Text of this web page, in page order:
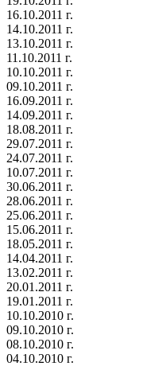
16.10.2011 г.
14.10.2011 г.
13.10.2011 г.
11.10.2011 г.
10.10.2011 г.
09.10.2011 г.
16.09.2011 г.
14.09.2011 г.
18.08.2011 г.
29.07.2011 г.
24.07.2011 г.
10.07.2011 г.
30.06.2011 г.
28.06.2011 г.
25.06.2011 г.
15.06.2011 г.
18.05.2011 г.
14.04.2011 г.
13.02.2011 г.
20.01.2011 г.
19.01.2011 г.
10.10.2010 г.
09.10.2010 г.
08.10.2010 г.
04.10.2010 г.